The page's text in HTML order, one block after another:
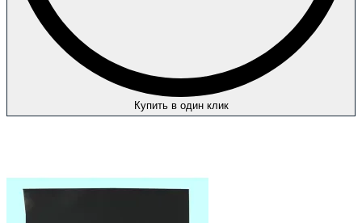
Купить в один клик